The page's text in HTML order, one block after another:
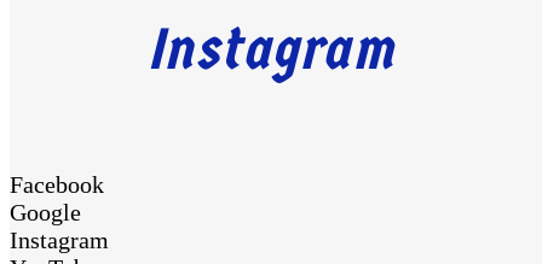
Instagram
Facebook
Google
Instagram